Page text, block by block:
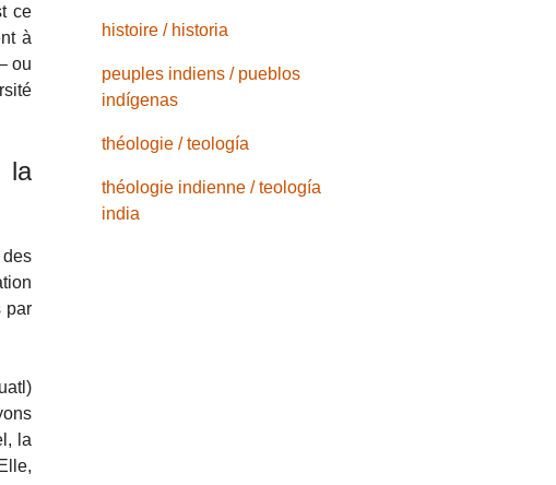
ce
à
ou
la
par
la
histoire / historia
peuples indiens / pueblos
indígenas
théologie / teología
théologie indienne / teología
india